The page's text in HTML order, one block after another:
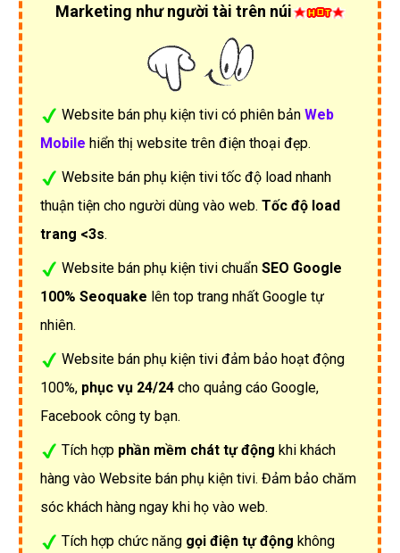
Marketing như người tài trên núi
Website bán phụ kiện tivi có phiên bản Web
Mobile hiển thị website trên điện thoại đẹp.
Website bán phụ kiện tivi tốc độ load nhanh
thuận tiện cho người dùng vào web. Tốc độ load
trang <3s.
Website bán phụ kiện tivi chuẩn SEO Google
100% Seoquake lên top trang nhất Google tự
nhiên.
Website bán phụ kiện tivi đảm bảo hoạt động
100%, phục vụ 24/24 cho quảng cáo Google,
Facebook công ty bạn.
Tích hợp phần mềm chát tự động khi khách
hàng vào Website bán phụ kiện tivi. Đảm bảo chăm
sóc khách hàng ngay khi họ vào web.
Tích hợp chức năng gọi điện tự động không